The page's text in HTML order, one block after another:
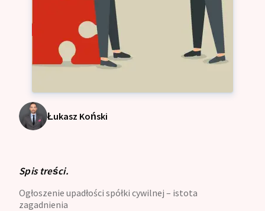
Łukasz Koński
Spis treści.
Ogłoszenie upadłości spółki cywilnej – istota
zagadnienia